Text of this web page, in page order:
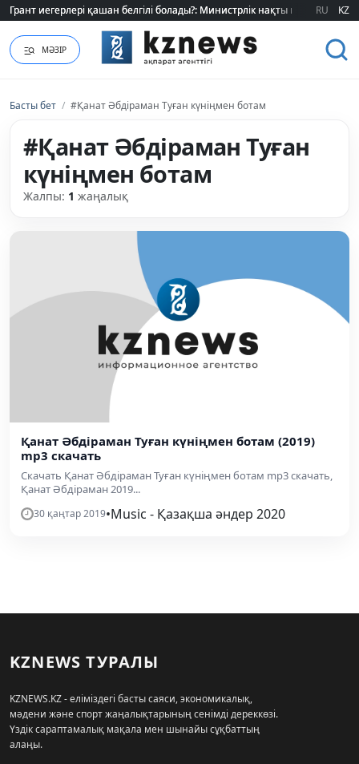
Грант иегерлері қашан белгілі болады?: Министрлік нақты мерзімді
Грант иегерлері қашан белгілі болады?: Министрлік нақты мерзімді
RU KZ
МӘЗІР
Басты бет / #Қанат Әбдіраман Туған күніңмен ботам
#Қанат Әбдіраман Туған
күніңмен ботам
Жалпы: 1 жаңалық
Қанат Әбдіраман Туған күніңмен ботам (2019)
mp3 скачать
Скачать Қанат Әбдіраман Туған күніңмен ботам mp3 скачать,
Қанат Әбдіраман 2019...
30 қаңтар 2019•Music - Қазақша әндер 2020
KZNEWS ТУРАЛЫ
KZNEWS.KZ - еліміздегі басты саяси, экономикалық,
мәдени және спорт жаңалықтарының сенімді дереккөзі.
Үздік сараптамалық мақала мен шынайы сұқбаттың
алаңы.